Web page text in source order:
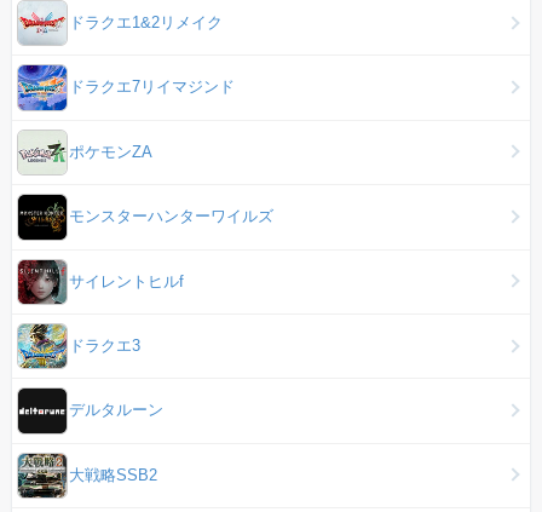
ドラクエ1&2リメイク
ドラクエ7リイマジンド
ポケモンZA
モンスターハンターワイルズ
サイレントヒルf
ドラクエ3
デルタルーン
大戦略SSB2